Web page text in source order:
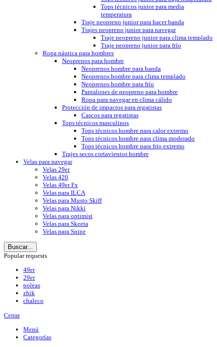
Tops técnicos junior para media
temperatura
Traje neopreno junior para hacer banda
Trajes neopreno junior para navegar
Traje neopreno junior para clima templado
Traje neopreno junior para frío
Ropa náutica para hombres
Neoprenos para hombre
Neoprenos hombre para banda
Neoprenos hombre para clima templado
Neoprenos hombre para frío
Pantalones de neopreno para hombre
Ropa para navegar en clima cálido
Protección de impactos para regatistas
Cascos para regatistas
Tops técnicos masculinos
Tops técnicos hombre para calor extremo
Tops técnicos hombre para clima moderado
Tops técnicos hombre para frío extremo
Trajes secos cortavientos hombre
Velas para navegar
Velas 29er
Velas 420
Velas 49er Fx
Velas para ILCA
Velas para Musto Skiff
Velas para Nikki
Velas para optimist
Velas para Skeeta
Velas para Snipe
Buscar...
Popular requests
49er
29er
poleas
zhik
chaleco
Cerrar
Menú
Categorías